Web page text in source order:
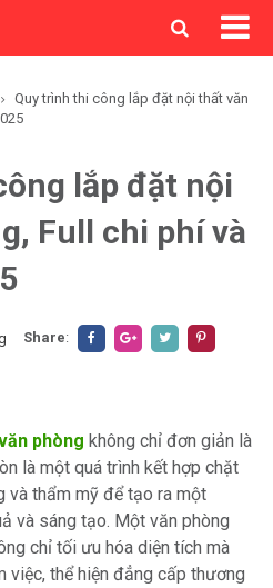
Quy trình thi công lắp đặt nội thất văn
lắp đặt nội
Full chi phí và
Share:
phòng không chỉ đơn giản là
là một quá trình kết hợp chặt
và thẩm mỹ để tạo ra một
và sáng tạo. Một văn phòng
chỉ tối ưu hóa diện tích mà
việc, thể hiện đẳng cấp thương